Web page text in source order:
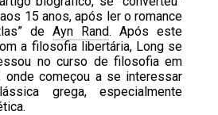
15 anos, após ler o romance
deAyn Rand. Após este
a filosofia libertária, Long se
no curso de filosofia em
onde começou a se interessar
grega, especialmente